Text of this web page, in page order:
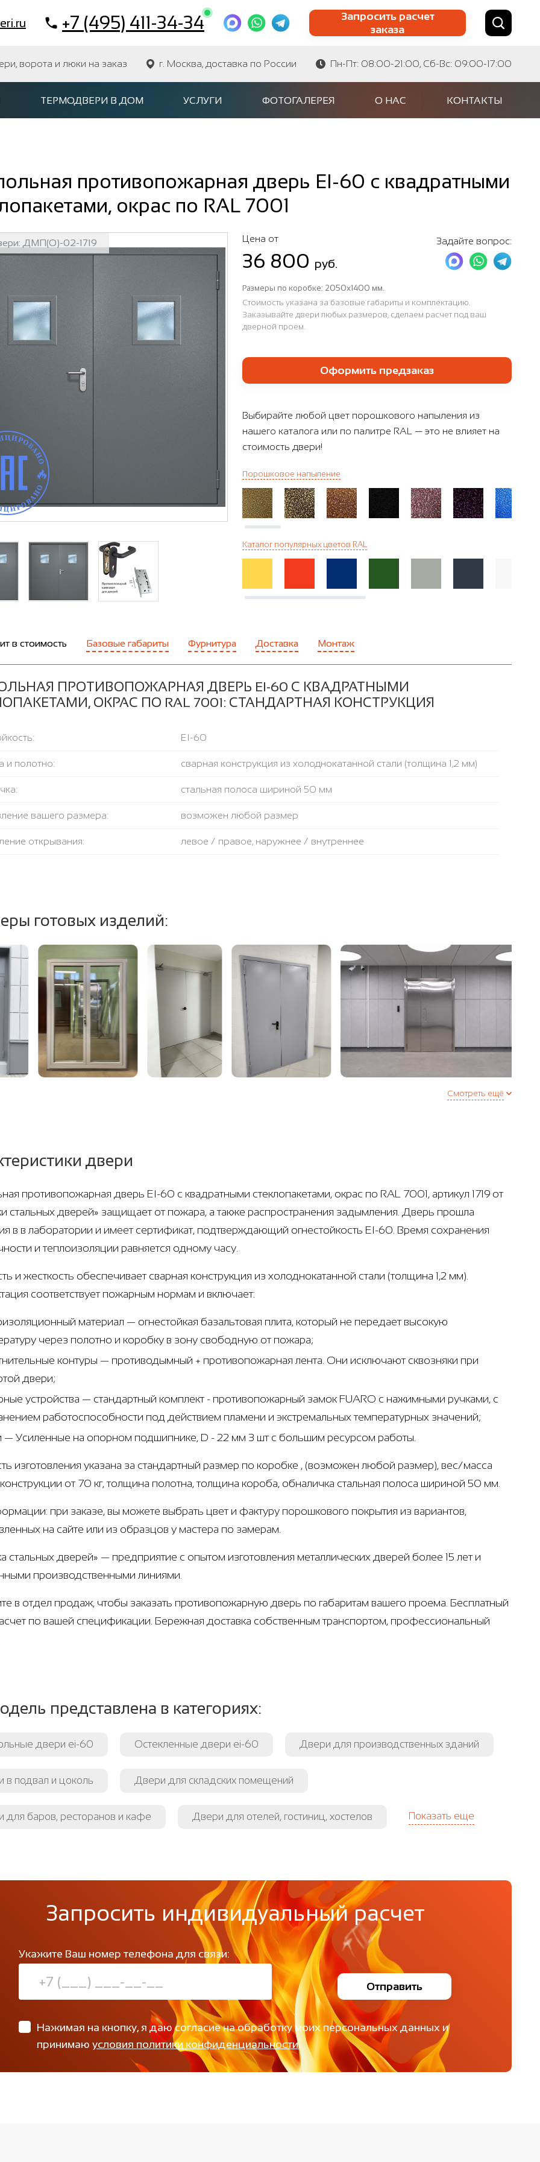
+7 (495) 411-34-34
Запросить расчет
заказа
Найти по сайту Найти по артикулу
ворота и люки на заказ г. Москва, доставка по России Пн-Пт: 08:00-21:00, Сб-Вс: 09:00-17:00
ТЕРМОДВЕРИ В ДОМ УСЛУГИ ФОТОГАЛЕРЕЯ О НАС КОНТАКТЫ
противопожарная дверь EI-60 с квадратными
окрас по RAL 7001
ДМП(О)-02-1719 Цена от
36 800 руб.
Задайте вопрос:
Размеры по коробке: 2050х1400 мм.
Стоимость указана за базовые габариты и комплектацию.
Заказывайте двери любых размеров, сделаем расчет под ваш
дверной проем.
Оформить предзаказ
Выбирайте любой цвет порошкового напыления из
нашего каталога или по палитре RAL — это не влияет на
стоимость двери!
Порошковое напыление
Каталог популярных цветов RAL
в стоимость Базовые габариты Фурнитура Доставка Монтаж
ПРОТИВОПОЖАРНАЯ ДВЕРЬ EI-60 С КВАДРАТНЫМИ
ОКРАС ПО RAL 7001: СТАНДАРТНАЯ КОНСТРУКЦИЯ
EI-60
и полотно: сварная конструкция из холоднокатанной стали (толщина 1,2 мм)
стальная полоса шириной 50 мм
вашего размера: возможен любой размер
открывания: левое / правое, наружнее / внутреннее
полотна и коробки:
готовых изделий:
Смотреть ещё
двери
противопожарная дверь EI-60 с квадратными стеклопакетами, окрас по RAL 7001, артикул 1719 от
стальных дверей» защищает от пожара, а также распространения задымления. Дверь прошла
в в лаборатории и имеет сертификат, подтверждающий огнестойкость EI-60. Время сохранения
и теплоизоляции равняется одному часу.
и жесткость обеспечивает сварная конструкция из холоднокатанной стали (толщина 1,2 мм).
соответствует пожарным нормам и включает:
материал — огнестойкая базальтовая плита, который не передает высокую
через полотно и коробку в зону свободную от пожара;
контуры — противодымный + противопожарная лента. Они исключают сквозняки при
двери;
устройства — стандартный комплект - противопожарный замок FUARO с нажимными ручками, с
работоспособности под действием пламени и экстремальных температурных значений;
— Усиленные на опорном подшипнике, D - 22 мм 3 шт с большим ресурсом работы.
изготовления указана за стандартный размер по коробке , (возможен любой размер), вес/масса
от 70 кг, толщина полотна, толщина короба, обналичка стальная полоса шириной 50 мм.
при заказе, вы можете выбрать цвет и фактуру порошкового покрытия из вариантов,
на сайте или из образцов у мастера по замерам.
стальных дверей» — предприятие с опытом изготовления металлических дверей более 15 лет и
производственными линиями.
в отдел продаж, чтобы заказать противопожарную дверь по габаритам вашего проема. Бесплатный
по вашей спецификации. Бережная доставка собственным транспортом, профессиональный
представлена в категориях:
двери ei-60 Остекленные двери ei-60 Двери для производственных зданий
в подвал и цоколь Двери для складских помещений
для баров, ресторанов и кафе Двери для отелей, гостиниц, хостелов Показать еще
Запросить индивидуальный расчет
Укажите Ваш номер телефона для связи:
Отправить
Нажимая на кнопку, я даю согласие на обработку моих персональных данных и
принимаю условия политики конфиденциальности.